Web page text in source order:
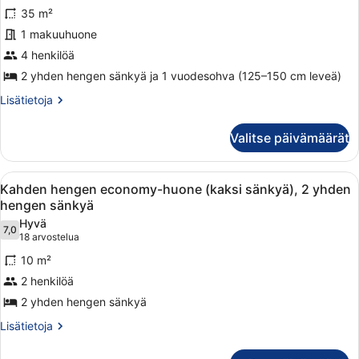
35 m²
1 makuuhuone
4 henkilöä
2 yhden hengen sänkyä ja 1 vuodesohva (125–150 cm leveä)
Lisätietoja
Lisätietoja
Valitse päivämäärät
Avaa
kaikki
huonetyypin
Kahden
hengen
economy-
huone
(kaksi
sänkyä),
Hotellihuone, jossa on sänky,
5
Kahden hengen economy-huone (kaksi sänkyä), 2 yhden
hengen sänkyä
7,07,0 kautta 10
Hyvä
18 arvostelua
(18
arvostelua)
10 m²
2 henkilöä
2 yhden hengen sänkyä
Lisätietoja
Lisätietoja